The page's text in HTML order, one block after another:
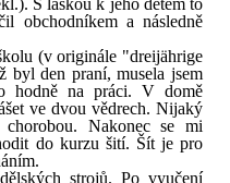
S láskou k jeho dětem to
obchodníkem a následně
(v originále "dreijährige
byl den praní, musela jsem
hodně na práci. V domě
ve dvou vědrech. Nijaký
Nakonec se mi
do kurzu šití. Šít je pro
strojů. Po vyučení